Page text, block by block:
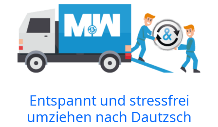
Entspannt und stressfrei
umziehen nach Dautzsch